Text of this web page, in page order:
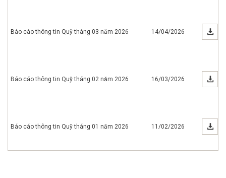
Báo cáo thông tin Quỹ tháng 03 năm 2026 14/04/2026
Báo cáo thông tin Quỹ tháng 02 năm 2026 16/03/2026
Báo cáo thông tin Quỹ tháng 01 năm 2026 11/02/2026